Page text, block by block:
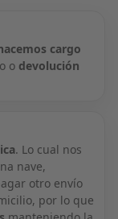
cargo
o devolución
. Lo cual nos
nave,
otro envío
por lo que